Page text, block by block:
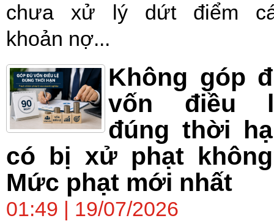
chưa xử lý dứt điểm
khoản nợ...
Không góp
vốn điều
đúng thời
có bị xử phạt
Mức phạt mới nhất
01:49 | 19/07/2026